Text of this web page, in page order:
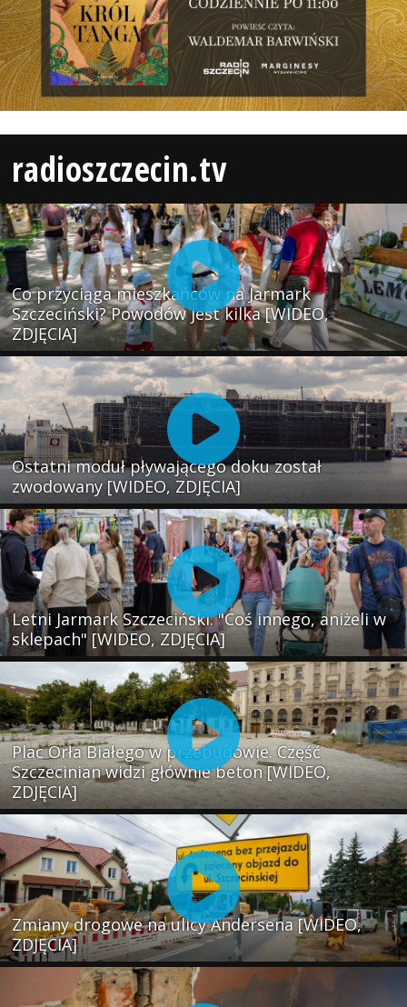
radioszczecin.tv
Co przyciąga mieszkańców na Jarmark
Szczeciński? Powodów jest kilka [WIDEO,
ZDJĘCIA]
Ostatni moduł pływającego doku został
zwodowany [WIDEO, ZDJĘCIA]
Letni Jarmark Szczeciński. "Coś innego, aniżeli w
sklepach" [WIDEO, ZDJĘCIA]
Plac Orła Białego w przebudowie. Część
Szczecinian widzi głównie beton [WIDEO,
ZDJĘCIA]
Zmiany drogowe na ulicy Andersena [WIDEO,
ZDJĘCIA]